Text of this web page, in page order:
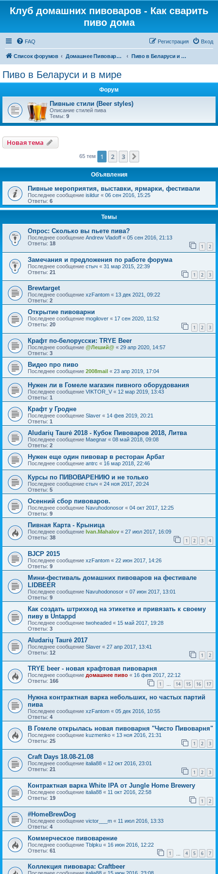
Клуб домашних пивоваров - Как cварить
пиво дома
FAQ Вход
Регистрация
Список форумов Домашнее Пивоварение - Минск Беларусь Пиво в Беларуси и в мире
Пиво в Беларуси и в мире
Форум
Пивные стили (Beer styles)
Описание стилей пива
Темы: 9
Новая тема
65 тем 1 2 3
Объявления
Пивные мероприятия, выставки, ярмарки, фестивали
Последнее сообщение isildur « 06 сен 2016, 15:25
Ответы: 6
Темы
Опрос: Сколько вы пьете пива?
Последнее сообщение Andrew Vladoff « 05 сен 2016, 21:13
Ответы: 18 1 2
Замечания и предложения по работе форума
Последнее сообщение стыч « 31 мар 2015, 22:39
Ответы: 21 1 2 3
Brewtarget
Последнее сообщение xzFantom « 13 дек 2021, 09:22
Ответы: 2
Открытие пивоварни
Последнее сообщение mogilover « 17 сен 2020, 11:52
Ответы: 20 1 2 3
Крафт по-белорусски: TRYE Beer
Последнее сообщение @Леший@ « 29 апр 2020, 14:57
Ответы: 3
Видео про пиво
Последнее сообщение 2008mail « 23 апр 2019, 17:04
Нужен ли в Гомеле магазин пивного оборудования
Последнее сообщение VIKTOR_V « 12 мар 2019, 13:43
Ответы: 1
Крафт у Гродне
Последнее сообщение Slaver « 14 фев 2019, 20:21
Ответы: 1
Aludarių Taurė 2018 - Кубок Пивоваров 2018, Литва
Последнее сообщение Maegnar « 08 май 2018, 09:08
Ответы: 2
Нужен еще один пивовар в ресторан Арбат
Последнее сообщение antrc « 16 мар 2018, 22:46
Курсы по ПИВОВАРЕНИЮ и не только
Последнее сообщение стыч « 24 ноя 2017, 20:24
Ответы: 5
Осенний сбор пивоваров.
Последнее сообщение Navuhodonosor « 04 окт 2017, 12:25
Ответы: 9
Пивная Карта - Крыница
Последнее сообщение Ivan.Mahalov « 27 июл 2017, 16:09
Ответы: 38 1 2 3 4
BJCP 2015
Последнее сообщение xzFantom « 22 июн 2017, 14:26
Ответы: 9
Мини-фестиваль домашних пивоваров на фестивале
LIDBEER
Последнее сообщение Navuhodonosor « 07 июн 2017, 13:01
Ответы: 9
Как создать штрихкод на этикетке и привязать к своему
пиву в Untappd
Последнее сообщение twoheaded « 15 май 2017, 19:28
Ответы: 3
Aludarių Taurė 2017
Последнее сообщение Slaver « 27 апр 2017, 13:41
Ответы: 12 1 2
TRYE beer - новая крафтовая пивоварня
Последнее сообщение домашнее пиво « 16 фев 2017, 22:12
Ответы: 166 1 … 14 15 16 17
Нужна контрактная варка небольших, но частых партий
пива
Последнее сообщение xzFantom « 05 дек 2016, 10:55
Ответы: 4
В Гомеле открылась новая пивоварня "Чисто Пивоварня"
Последнее сообщение kuzmenko « 13 ноя 2016, 21:31
Ответы: 25 1 2 3
Craft Days 18.08-21.08
Последнее сообщение italia88 « 12 окт 2016, 23:01
Ответы: 21 1 2 3
Контрактная варка White IPA от Jungle Home Brewery
Последнее сообщение italia88 « 11 окт 2016, 22:58
Ответы: 19 1 2
#HomeBrewDog
Последнее сообщение victor___m « 11 июл 2016, 13:33
Ответы: 4
Коммерческое пивоварение
Последнее сообщение Tblpku « 16 июн 2016, 12:22
Ответы: 61 1 4 5 6 7
Коллекция пивовара: Craftbeer